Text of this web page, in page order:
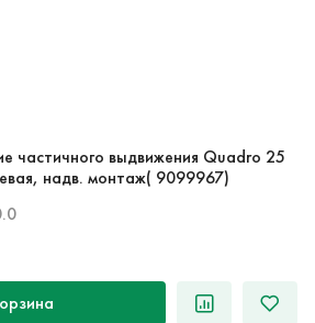
частичного выдвижения Quadro 25
надв. монтаж( 9099967)